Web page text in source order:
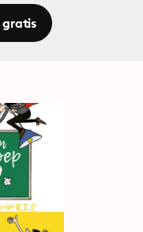
gratis